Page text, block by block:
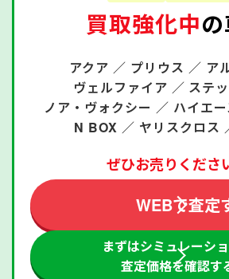
買取強化中
アクア ／ プリウス ／ ア
ヴェルファイア ／ ステ
ノア・ヴォクシー ／ ハイエ
N BOX ／ ヤリスクロス
ぜひお売りくださ
WEBで査定
まずはシミュレーシ
査定価格を確認す